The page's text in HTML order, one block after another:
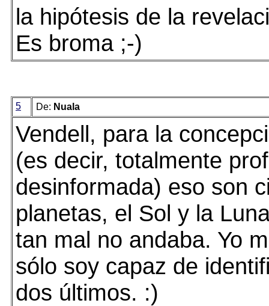
la hipótesis de la
Es broma ;-)
5 De: Nuala
Vendell, para la
(es decir, totalmente
desinformada) eso son
planetas, el Sol y la
tan mal no andaba. Yo
sólo soy capaz de
dos últimos. :)